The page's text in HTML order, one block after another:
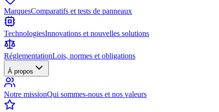
MarquesComparatifs et tests de panneaux
TechnologiesInnovations et nouvelles solutions
RéglementationLois, normes et obligations
À propos
Notre missionQui sommes-nous et nos valeurs